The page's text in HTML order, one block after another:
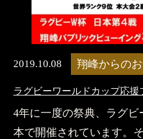
2019.10.08 翔峰からの
ラグビーワールドカップ応援
4年に一度の祭典、ラグビ
本で開催されています。